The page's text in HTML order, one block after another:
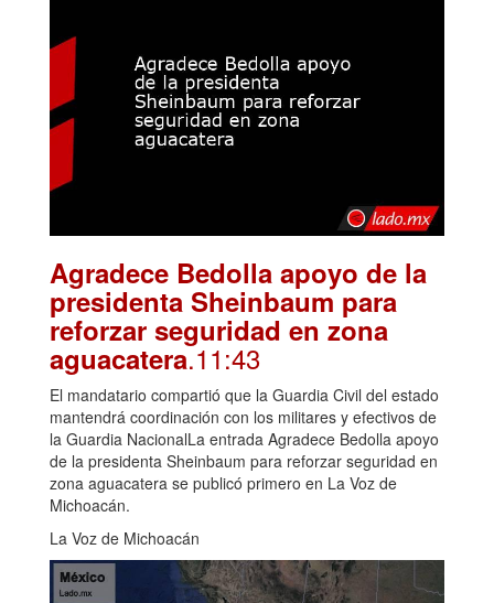
Agradece Bedolla apoyo de la
presidenta Sheinbaum para
reforzar seguridad en zona
aguacatera.11:43
El mandatario compartió que la Guardia Civil del estado
mantendrá coordinación con los militares y efectivos de
la Guardia NacionalLa entrada Agradece Bedolla apoyo
de la presidenta Sheinbaum para reforzar seguridad en
zona aguacatera se publicó primero en La Voz de
Michoacán.
La Voz de Michoacán